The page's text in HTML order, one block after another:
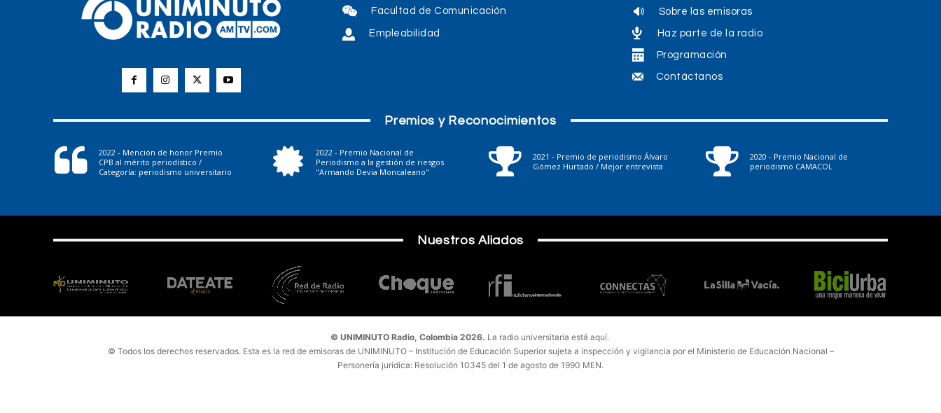
Facultad de Comunicación
Empleabilidad
Sobre las emisoras
Haz parte de la radio
Programación
Contáctanos
Premios y Reconocimientos
2022 - Mención de honor Premio
CPB al mérito periodístico /
Categoría: periodismo universitario
2022 - Premio Nacional de
Periodismo a la gestión de riesgos
"Armando Devia Moncaleano"
2021 - Premio de periodismo Álvaro
Gómez Hurtado / Mejor entrevista
2020 - Premio Nacional de
periodismo CAMACOL
Nuestros Aliados
© UNIMINUTO Radio, Colombia 2026. La radio universitaria está aquí.
© Todos los derechos reservados. Esta es la red de emisoras de UNIMINUTO – Institución de Educación Superior sujeta a inspección y vigilancia por el Ministerio de Educación Nacional –
Personería jurídica: Resolución 10345 del 1 de agosto de 1990 MEN.